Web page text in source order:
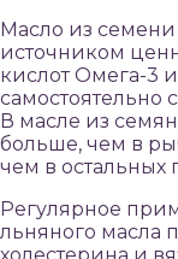
Масло из
источником
кислот Омега-3
самостоятельно
В масле из
больше, чем в
чем в остальных
Регулярное
льняного масла